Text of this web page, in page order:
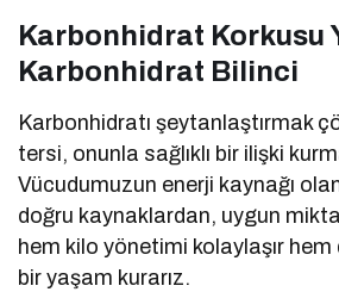
Karbonhidrat Korkusu
Karbonhidrat Bilinci
Karbonhidratı şeytanlaştırmak
tersi, onunla sağlıklı bir ilişki
Vücudumuzun enerji kaynağı
doğru kaynaklardan, uygun
hem kilo yönetimi kolaylaşır
bir yaşam kurarız.